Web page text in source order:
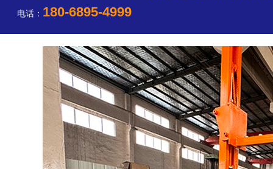
电话： 180-6895-4999